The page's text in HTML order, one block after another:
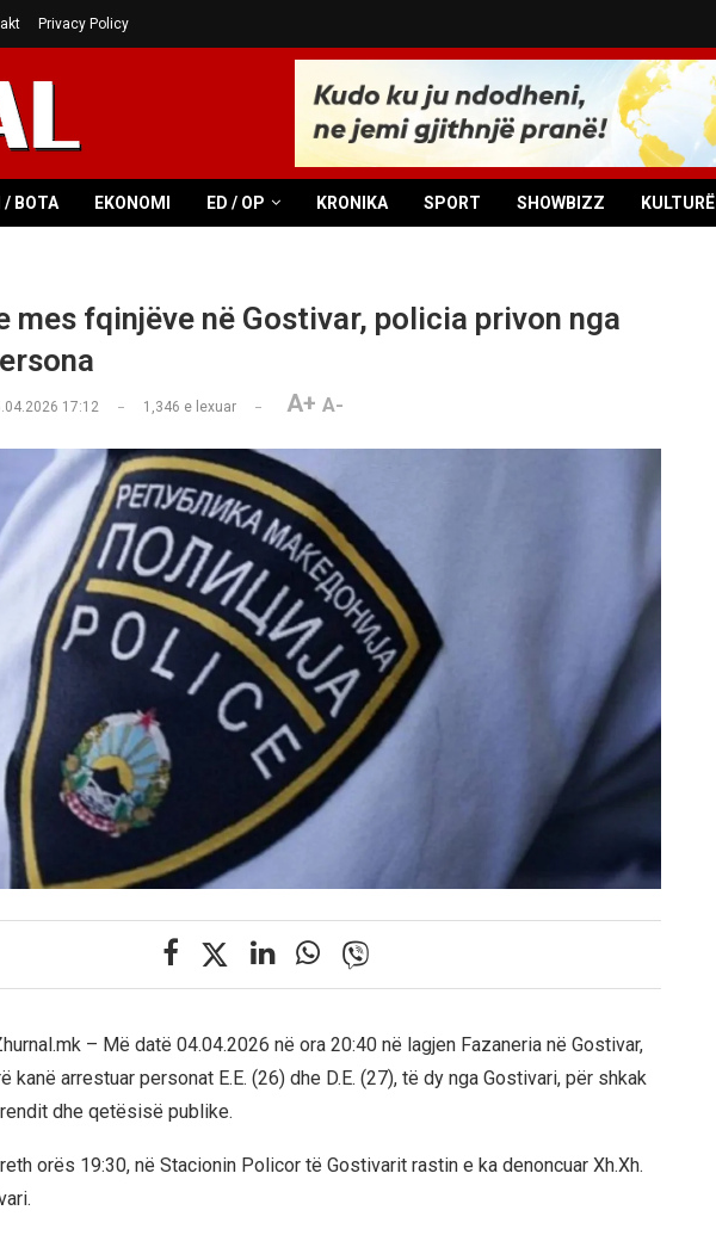
Privacy Policy
/ BOTA EKONOMI ED / OP KRONIKA SPORT SHOWBIZZ KULTURË
mes fqinjëve në Gostivar, policia privon nga
17:12 1,346 e lexuar A+ A-
– Më datë 04.04.2026 në ora 20:40 në lagjen Fazaneria në Gostivar,
kanë arrestuar personat E.E. (26) dhe D.E. (27), të dy nga Gostivari, për shkak
dhe qetësisë publike.
orës 19:30, në Stacionin Policor të Gostivarit rastin e ka denoncuar Xh.Xh.